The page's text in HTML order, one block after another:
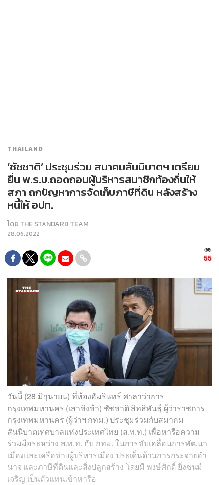
THAILAND
‘ชัชชาติ’ ประชุมร่วม สมาคมสันนิบาตฯ เตรียม
ยื่น พ.ร.บ.ถอดถอนผู้บริหารสมาชิกท้องถิ่นให้
สภา ถกปัญหาการจัดเก็บภาษีที่ดิน หลังสร้าง
หนี้ให้ อปท.
โดย THE STANDARD TEAM
28.06.2022
55
วันนี้ (28 มิถุนายน) ที่ห้องอัมรินทร์ ศาลาว่าการ
กรุงเทพมหานคร (เสาชิงช้า) ชัชชาติ สิทธิพันธุ์ ผู้ว่าราชการ
กรุงเทพมหานคร (ผู้ว่าฯ กทม.) ประชุมร่วมกับสมาคม
สันนิบาตเทศบาลแห่งประเทศไทย (ส.ท.ท.) เพื่อหารือความ
ร่วมมือระหว่าง ส.ท.ท. กับ กทม. ในการขับเคลื่อนการพัฒนา
เมืองและเครือข่ายผู้บริหารเมือง ประเด็นด้านการกระจายอำ
นาจ และภาษีที่ดินและสิ่งปลูกสร้าง โดยมี พงษ์ศักดิ์ ยิ่งชนม์
เจริญ เป็นตัวแทนเข้าหารือ